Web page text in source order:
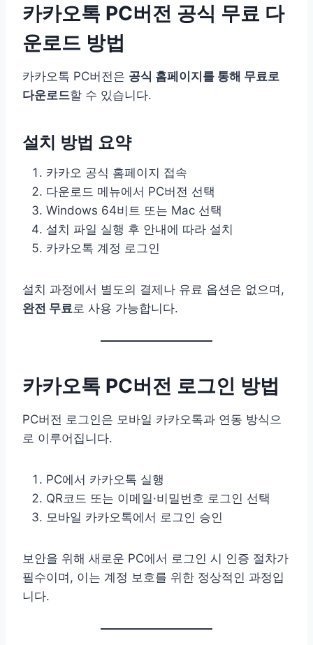
카카오톡 PC버전 공식 무료 다
운로드 방법
카카오톡 PC버전은 공식 홈페이지를 통해 무료로
다운로드할 수 있습니다.
설치 방법 요약
카카오 공식 홈페이지 접속
다운로드 메뉴에서 PC버전 선택
Windows 64비트 또는 Mac 선택
설치 파일 실행 후 안내에 따라 설치
카카오톡 계정 로그인
설치 과정에서 별도의 결제나 유료 옵션은 없으며,
완전 무료 로 사용 가능합니다.
카카오톡 PC버전 로그인 방법
PC버전 로그인은 모바일 카카오톡과 연동 방식으
로 이루어집니다.
PC에서 카카오톡 실행
QR코드 또는 이메일·비밀번호 로그인 선택
모바일 카카오톡에서 로그인 승인
보안을 위해 새로운 PC에서 로그인 시 인증 절차가
필수이며, 이는 계정 보호를 위한 정상적인 과정입
니다.